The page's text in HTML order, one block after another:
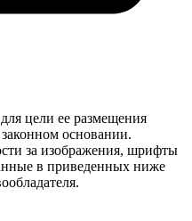
цели ее размещения
основании.
за изображения, шрифты
в приведенных ниже